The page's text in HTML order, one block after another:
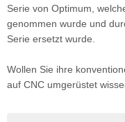
Serie von Optimum,
genommen wurde und
Serie ersetzt wurde.
Wollen Sie ihre
auf CNC umgerüstet